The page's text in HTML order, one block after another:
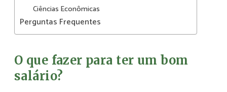
Ciências Econômicas
Perguntas Frequentes
O que fazer para ter um bom
salário?